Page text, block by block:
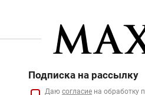
Подписка на рассылку
Даю согласие на обработку